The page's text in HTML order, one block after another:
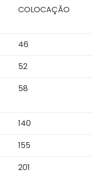
COLOCAÇÃO
46
52
58
140
155
201